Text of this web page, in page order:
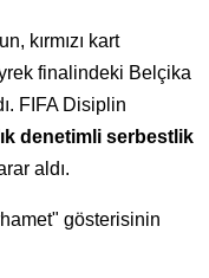
kırmızı kart
finalindeki Belçika
FIFA Disiplin
denetimli serbestlik
aldı.
gösterisinin